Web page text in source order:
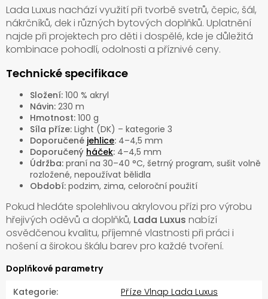
Lada Luxus nachází využití při tvorbě svetrů, čepic, šál,
nákrčníků, dek i různých bytových doplňků. Uplatnění
najde při projektech pro děti i dospělé, kde je důležitá
kombinace pohodlí, odolnosti a příznivé ceny.
Technické specifikace
Složení: 100 % akryl
Návin: 230 m
Hmotnost: 100 g
Síla příze: Light (DK) – kategorie 3
Doporučené jehlice: 4–4,5 mm
Doporučený háček: 4–4,5 mm
Údržba: praní na 30–40 °C, šetrný program, sušit volně
rozložené, nepoužívat bělidla
Období: podzim, zima, celoroční použití
Pokud hledáte spolehlivou akrylovou přízi pro výrobu
hřejivých oděvů a doplňků, Lada Luxus nabízí
osvědčenou kvalitu, příjemné vlastnosti při práci i
nošení a širokou škálu barev pro každé tvoření.
Doplňkové parametry
Kategorie:
Příze Vlnap Lada Luxus